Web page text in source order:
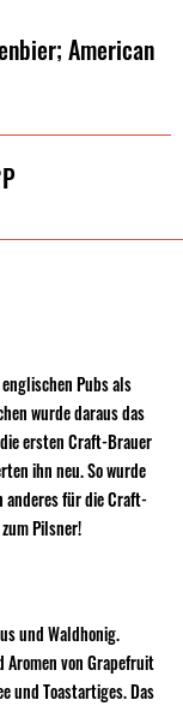
American
Pubs als
wurde daraus das
ersten Craft-Brauer
ihn neu. So wurde
anderes für die Craft-
Pilsner!
und Waldhonig.
von Grapefruit
und Toastartiges. Das